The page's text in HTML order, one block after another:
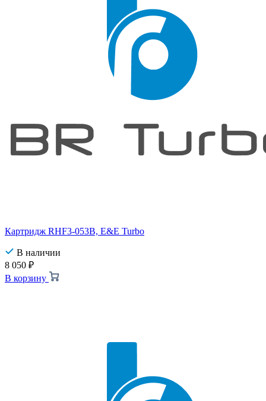
Картридж RHF3-053B, E&E Turbo
В наличии
8 050 ₽
В корзину